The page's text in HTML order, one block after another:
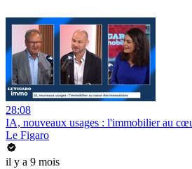
28:08
IA, nouveaux usages : l'immobilier au
Le Figaro
il y a 9 mois